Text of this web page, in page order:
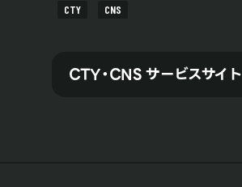
CTY CNS
CTY・CNS サービスサイト